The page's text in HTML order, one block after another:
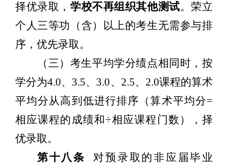
择优录取， 学校不再组织其他测试。荣立
个人三等功（含）以上的考生无需参与排
序，优先录取。
（三）考生平均学分绩点相同时 ，按
学分为4.0、 3.5、 3.0、 2.5、 2.0课程的算术
平均分从高到低进行排序（算术平均分=
相应课程的成绩和÷相应课程门数），择
优录取。
第十八条
对预录取的非应届毕业